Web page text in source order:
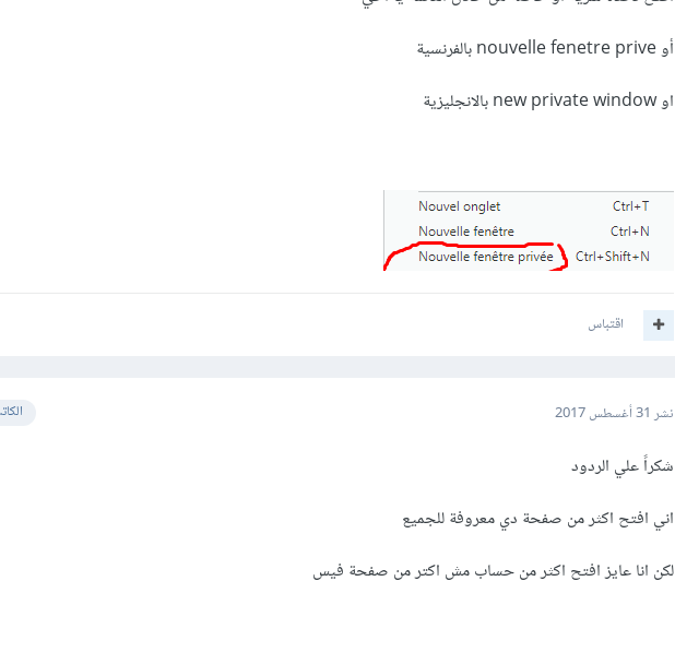
أو nouvelle fenetre prive بالفرنسية
او new private window بالانجليزية
اقتباس
نشر 31 أغسطس 2017
شكراً علي الردود
اني افتح اكثر من صفحة دي معروفة للجميع
لكن انا عايز افتح اكثر من حساب مش اكتر من صفحة فيس